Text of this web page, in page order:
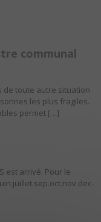
communal
de toute autre situation
les plus fragiles.
permet […]
est arrivé. Pour le